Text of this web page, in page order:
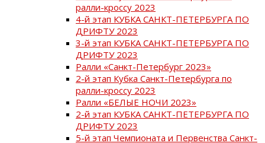
ралли-кроссу 2023
4-й этап КУБКА САНКТ-ПЕТЕРБУРГА ПО
ДРИФТУ 2023
3-й этап КУБКА САНКТ-ПЕТЕРБУРГА ПО
ДРИФТУ 2023
Ралли «Санкт-Петербург 2023»
2-й этап Кубка Санкт-Петербурга по
ралли-кроссу 2023
Ралли «БЕЛЫЕ НОЧИ 2023»
2-й этап КУБКА САНКТ-ПЕТЕРБУРГА ПО
ДРИФТУ 2023
5-й этап Чемпионата и Первенства Санкт-